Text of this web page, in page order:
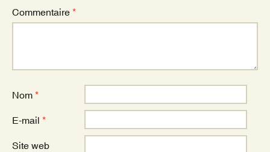
Commentaire *
Nom *
E-mail *
Site web